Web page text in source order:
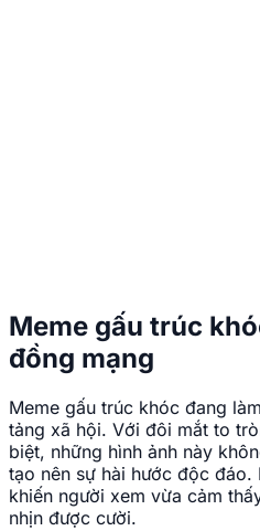
Meme gấu trúc
đồng mạng
Meme gấu trúc khóc đang
tảng xã hội. Với đôi mắt to
biệt, những hình ảnh này
tạo nên sự hài hước độc đáo.
khiến người xem vừa cảm
nhịn được cười.